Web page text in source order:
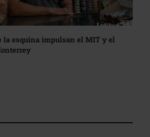
la esquina impulsan el MIT y el